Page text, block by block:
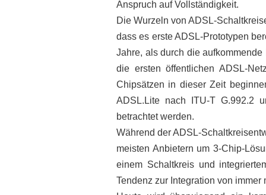
Anspruch auf Vollständigkeit.
Die Wurzeln von ADSL-
dass es erste ADSL-Prototypen
Jahre, als durch die
die ersten öffentlichen ADSL-
Chipsätzen in dieser Zeit
ADSL.Lite nach ITU-T G.992.2
betrachtet werden.
Während der ADSL-
meisten Anbietern um 3-Chip-
einem Schaltkreis und
Tendenz zur Integration von immer